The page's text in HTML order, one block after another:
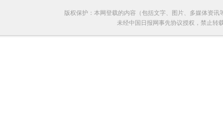
版权保护：本网登载的内容（包括文字、图片、多媒体资
未经中国日报网事先协议授权，禁止转